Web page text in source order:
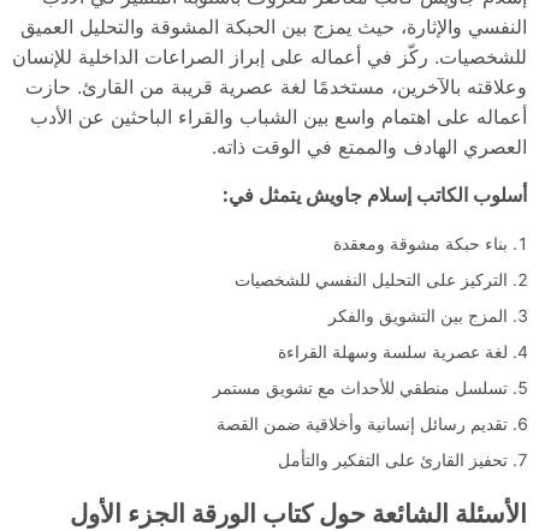
النفسي والإثارة، حيث يمزج بين الحبكة المشوقة والتحليل العميق
للشخصيات. ركّز في أعماله على إبراز الصراعات الداخلية للإنسان
وعلاقته بالآخرين، مستخدمًا لغة عصرية قريبة من القارئ. حازت
أعماله على اهتمام واسع بين الشباب والقراء الباحثين عن الأدب
العصري الهادف والممتع في الوقت ذاته.
أسلوب الكاتب إسلام جاويش يتمثل في:
بناء حبكة مشوقة ومعقدة
التركيز على التحليل النفسي للشخصيات
المزج بين التشويق والفكر
لغة عصرية سلسة وسهلة القراءة
تسلسل منطقي للأحداث مع تشويق مستمر
تقديم رسائل إنسانية وأخلاقية ضمن القصة
تحفيز القارئ على التفكير والتأمل
الأسئلة الشائعة حول كتاب الورقة الجزء الأول